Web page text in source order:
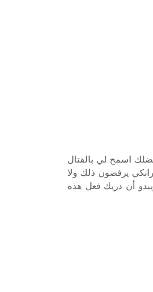
من فضلك اسمح لي بالقتال
يرفضون ذلك ولا
أن دريك فعل هذه